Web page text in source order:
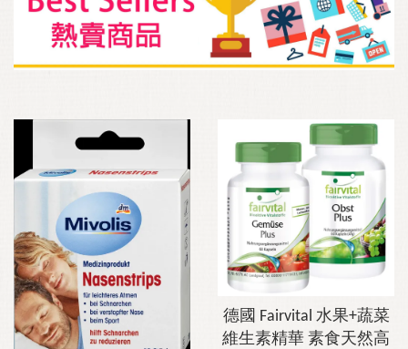
德國 Fairvital 水果+蔬菜
維生素精華 素食天然高